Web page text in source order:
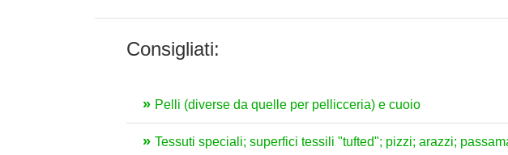
Consigliati:
Pelli (diverse da quelle per pellicceria) e cuoio
Tessuti speciali; superfici tessili "tufted"; pizzi; arazzi;